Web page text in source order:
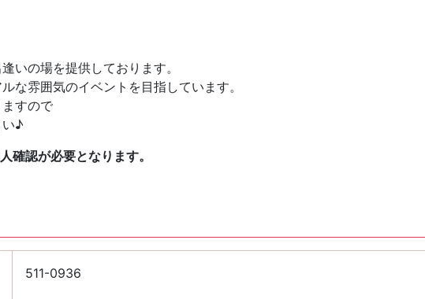
いの場を提供しております。
な雰囲気のイベントを目指しています。
すので
い♪
確認が必要となります。
511-0936